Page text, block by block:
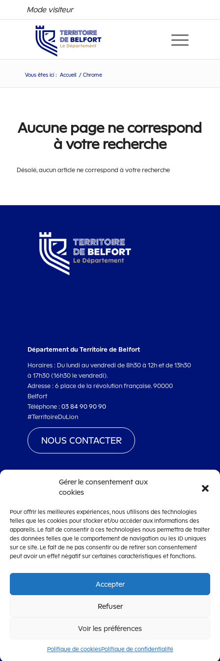
Mode visiteur
Vous êtes ici : Accueil / Chrome
Aucune page ne correspond
à votre recherche
Désolé, aucun article ne correspond à votre recherche
Département du Territoire de Belfort
Horaires : Du lundi au vendredi de 8h30 à 12h et de 13h30
à 17h30 (16h30 le vendredi).
Adresse : 6 place de la révolution française. 90000
Belfort
Téléphone :03 84 90 90 90
#TerritoireDuLion
NOUS CONTACTER
www.territoiredebelfort.fr
Mentions légales
Conditions générales d’utilisation
Accessibilité
Société Lanteas
Gérer le consentement aux
cookies
Pour offrir les meilleures expériences, nous utilisons des technologies
telles que les cookies pour stocker et/ou accéder aux informations des
appareils. Le fait de consentir à ces technologies nous permettra de traiter
des données telles que le comportement de navigation ou les ID uniques
sur ce site. Le fait de ne pas consentir ou de retirer son consentement
peut avoir un effet négatif sur certaines caractéristiques et fonctions.
Accepter
Refuser
Voir les préférences
Politique de cookiesPolitique de confidentialité